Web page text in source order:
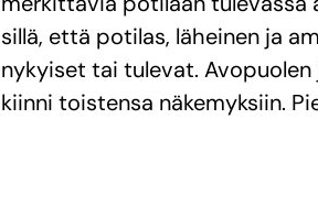
sillä, että potilas, läheinen ja
nykyiset tai tulevat.
kiinni toistensa näkemyksiin.